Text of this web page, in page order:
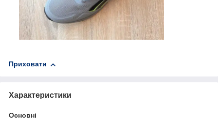
Приховати
Характеристики
Основні